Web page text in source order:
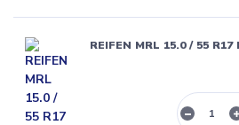
REIFEN MRL 15.0 / 55 R17